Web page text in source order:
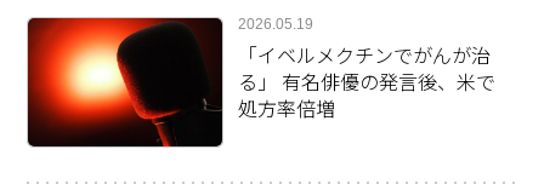
2026.05.19
「イベルメクチンでがんが治
る」 有名俳優の発言後、米で
処方率倍増